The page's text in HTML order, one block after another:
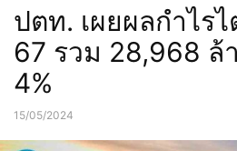
ปตท. เผยผลกำไร
67 รวม 28,968 ล้
4%
15/05/2024